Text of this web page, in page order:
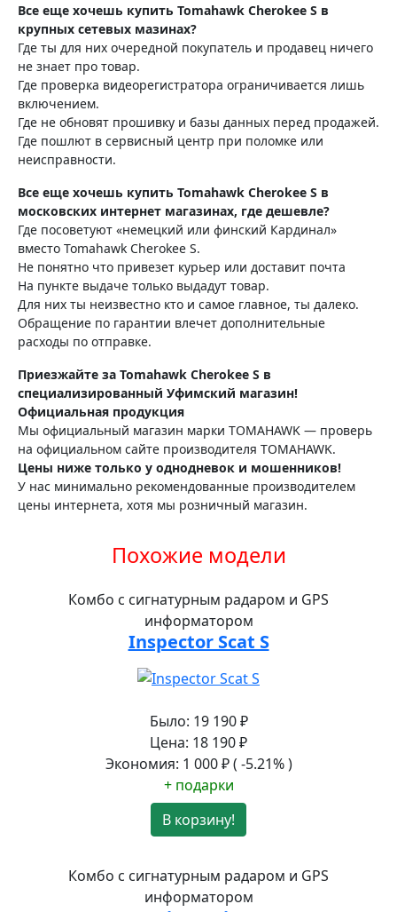
Все еще хочешь купить Tomahawk Cherokee S в
крупных сетевых мазинах?
Где ты для них очередной покупатель и продавец ничего
не знает про товар.
Где проверка видеорегистратора ограничивается лишь
включением.
Где не обновят прошивку и базы данных перед продажей.
Где пошлют в сервисный центр при поломке или
неисправности.
Все еще хочешь купить Tomahawk Cherokee S в
московских интернет магазинах, где дешевле?
Где посоветуют «немецкий или финский Кардинал»
вместо Tomahawk Cherokee S.
Не понятно что привезет курьер или доставит почта
На пункте выдаче только выдадут товар.
Для них ты неизвестно кто и самое главное, ты далеко.
Обращение по гарантии влечет дополнительные
расходы по отправке.
Приезжайте за Tomahawk Cherokee S в
специализированный Уфимский магазин!
Официальная продукция
Мы официальный магазин марки TOMAHAWK — проверь
на официальном сайте производителя TOMAHAWK.
Цены ниже только у однодневок и мошенников!
У нас минимально рекомендованные производителем
цены интернета, хотя мы розничный магазин.
Похожие модели
Комбо с сигнатурным радаром и GPS
информатором
Inspector Scat S
Было: 19 190 ₽
Цена: 18 190₽
Экономия: 1 000 ₽ ( -5.21% )
+ подарки
В корзину!
Комбо с сигнатурным радаром и GPS
информатором